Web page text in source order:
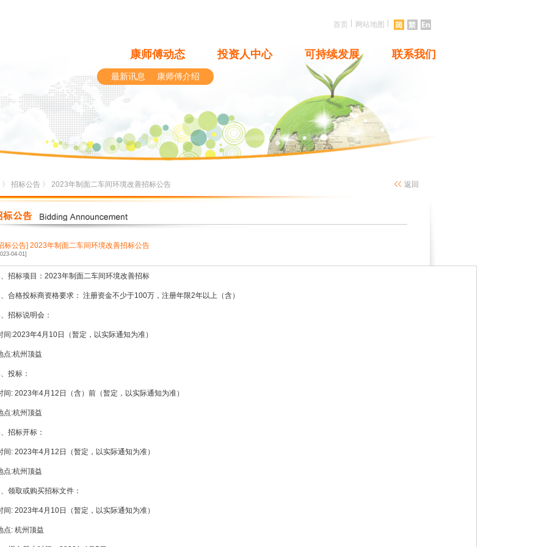
首页 网站地图
康师傅动态 投资人中心 可持续发展 联系我们
最新讯息 康师傅介绍
〉 招标公告 〉 2023年制面二车间环境改善招标公告 返回
标公告] 2023年制面二车间环境改善招标公告
04-01]
招标项目：2023年制面二车间环境改善招标
合格投标商资格要求： 注册资金不少于100万，注册年限2年以上（含）
招标说明会：
间:2023年4月10日（暂定，以实际通知为准）
点:杭州顶益
投标：
间: 2023年4月12日（含）前（暂定，以实际通知为准）
点:杭州顶益
招标开标：
间: 2023年4月12日（暂定，以实际通知为准）
点:杭州顶益
领取或购买招标文件：
间: 2023年4月10日（暂定，以实际通知为准）
点: 杭州顶益